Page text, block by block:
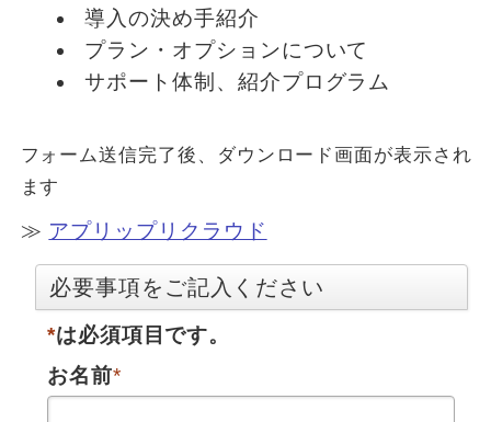
導入の決め手紹介
プラン・オプションについて
サポート体制、紹介プログラム
フォーム送信完了後、ダウンロード画面が表示され
ます
≫ アプリップリクラウド
*は必須項目です。
お名前*